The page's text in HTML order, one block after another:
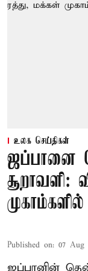
உலக செய்திகள்
ஜப்பானை
சூறாவளி:
Published on: 07 Aug
ஜப்பானின்